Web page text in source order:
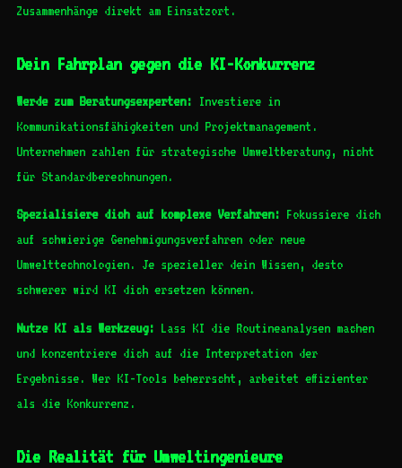
Zusammenhänge direkt am Einsatzort.
Dein Fahrplan gegen die KI-Konkurrenz
Werde zum Beratungsexperten: Investiere in
Kommunikationsfähigkeiten und Projektmanagement.
Unternehmen zahlen für strategische Umweltberatung, nicht
für Standardberechnungen.
Spezialisiere dich auf komplexe Verfahren: Fokussiere dich
auf schwierige Genehmigungsverfahren oder neue
Umwelttechnologien. Je spezieller dein Wissen, desto
schwerer wird KI dich ersetzen können.
Nutze KI als Werkzeug: Lass KI die Routineanalysen machen
und konzentriere dich auf die Interpretation der
Ergebnisse. Wer KI-Tools beherrscht, arbeitet effizienter
als die Konkurrenz.
Die Realität für Umweltingenieure